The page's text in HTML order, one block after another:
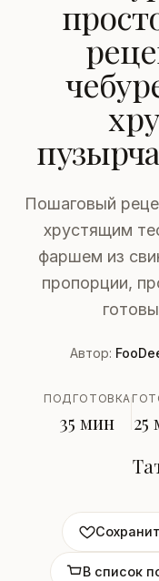
Пошаговый
хрустящим
фаршем из
пропорции,
Автор:
ПОДГОТОВКА
35 мин 25
В список